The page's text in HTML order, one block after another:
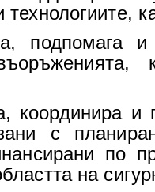
технологиите,
подпомага
координира и
с
по
на